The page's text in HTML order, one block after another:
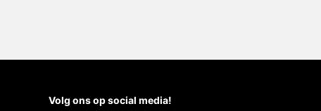
Volg ons op social media!